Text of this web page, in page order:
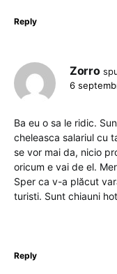
Reply
Zorro
6
Ba eu o sa le ridic.
cheleasca salariul cu
se vor mai da, nicio
oricum e vai de el.
Sper ca v-a plăcut
turisti. Sunt chiauni
Reply